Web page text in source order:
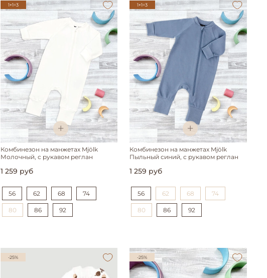
1+1=3
Комбинезон на манжетах Mjölk
Молочный, с рукавом реглан
1 259 руб
56 62 68 74
80 86 92
1+1=3
Комбинезон на манжетах Mjölk
Пыльный синий, с рукавом реглан
1 259 руб
56 62 68 74
80 86 92
-25% -25%